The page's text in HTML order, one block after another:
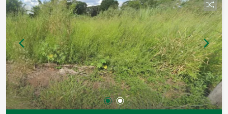
parcelamento direto com o proprietário -
Excelente oportunidade para investimento ou
moradia #Terreno #Venda #Empreendimento
#SãoJosédoRioPreto #ParqueVilaNobre
#Imóveis #Investimento #Construção
#QualidadedeVida